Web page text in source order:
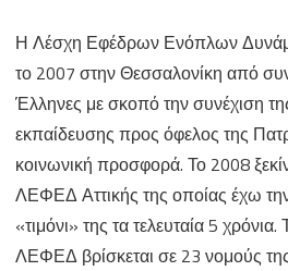
Η Λέσχη Εφέδρων Ενόπλων
το 2007 στην Θεσσαλονίκη από
Έλληνες με σκοπό την συνέχιση
εκπαίδευσης προς όφελος της
κοινωνική προσφορά. Το 2008
ΛΕΦΕΔ Αττικής της οποίας έχω
«τιμόνι» της τα τελευταία 5
ΛΕΦΕΔ βρίσκεται σε 23 νομούς